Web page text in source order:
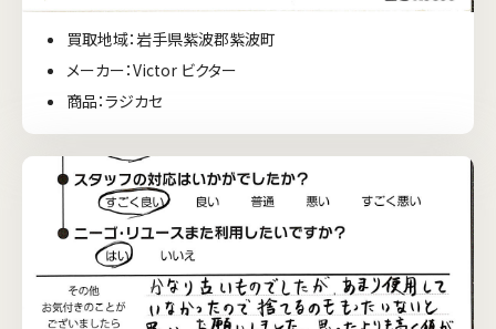
買取地域：岩手県紫波郡紫波町
メーカー：Victor ビクター
商品：ラジカセ